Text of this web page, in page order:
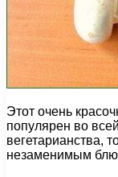
Этот очень
популярен во
вегетарианства,
незаменимым